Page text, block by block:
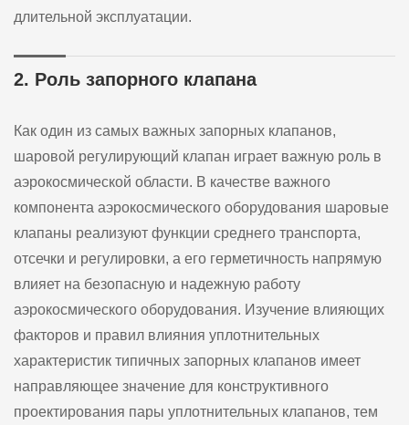
длительной эксплуатации.
2. Роль запорного клапана
Как один из самых важных запорных клапанов,
шаровой регулирующий клапан играет важную роль в
аэрокосмической области. В качестве важного
компонента аэрокосмического оборудования шаровые
клапаны реализуют функции среднего транспорта,
отсечки и регулировки, а его герметичность напрямую
влияет на безопасную и надежную работу
аэрокосмического оборудования. Изучение влияющих
факторов и правил влияния уплотнительных
характеристик типичных запорных клапанов имеет
направляющее значение для конструктивного
проектирования пары уплотнительных клапанов, тем